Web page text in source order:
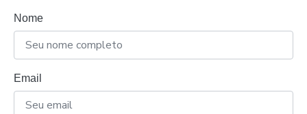
Nome
Email